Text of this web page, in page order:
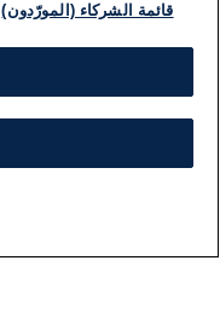
قائمة الشركاء (المورّدون)